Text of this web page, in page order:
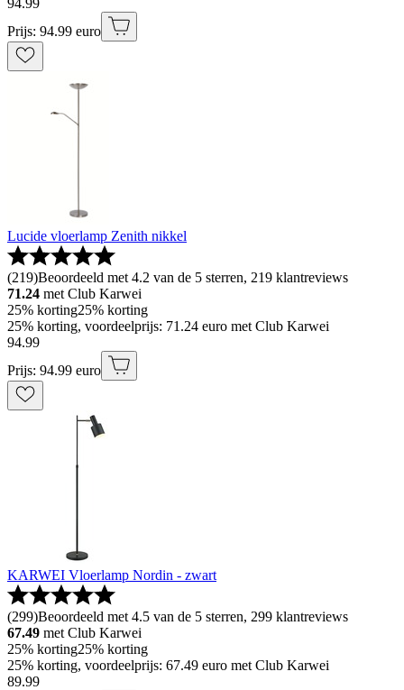
Prijs: 94.99 euro
Lucide vloerlamp Zenith nikkel
(219)Beoordeeld met 4.2 van de 5 sterren, 219 klantreviews
71.24 met Club Karwei
25% korting25% korting
25% korting, voordeelprijs: 71.24 euro met Club Karwei
94.99
Prijs: 94.99 euro
KARWEI Vloerlamp Nordin - zwart
(299)Beoordeeld met 4.5 van de 5 sterren, 299 klantreviews
67.49 met Club Karwei
25% korting25% korting
25% korting, voordeelprijs: 67.49 euro met Club Karwei
89.99